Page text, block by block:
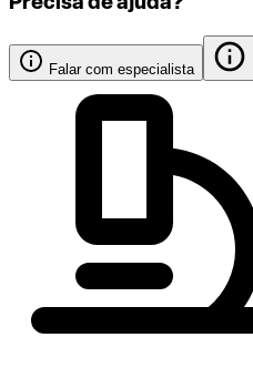
Falar com especialista